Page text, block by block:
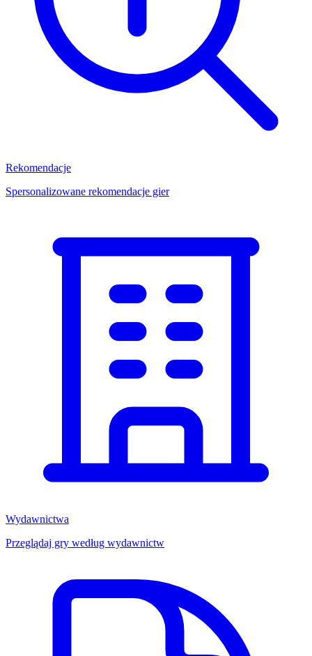
Rekomendacje
Spersonalizowane rekomendacje gier
Wydawnictwa
Przeglądaj gry według wydawnictw